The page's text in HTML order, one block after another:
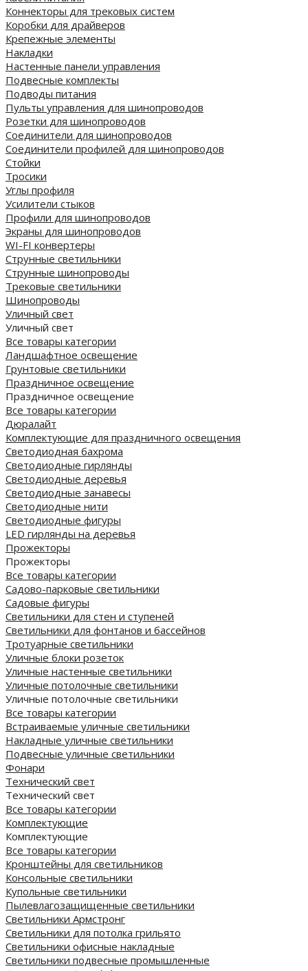
Коннекторы для трековых систем
Коробки для драйверов
Крепежные элементы
Накладки
Настенные панели управления
Подвесные комплекты
Подводы питания
Пульты управления для шинопроводов
Розетки для шинопроводов
Соединители для шинопроводов
Соединители профилей для шинопроводов
Стойки
Тросики
Углы профиля
Усилители стыков
Профили для шинопроводов
Экраны для шинопроводов
WI-FI конвертеры
Струнные светильники
Струнные шинопроводы
Трековые светильники
Шинопроводы
Уличный свет
Уличный свет
Все товары категории
Ландшафтное освещение
Грунтовые светильники
Праздничное освещение
Праздничное освещение
Все товары категории
Дюралайт
Комплектующие для праздничного освещения
Светодиодная бахрома
Светодиодные гирлянды
Светодиодные деревья
Светодиодные занавесы
Светодиодные нити
Светодиодные фигуры
LED гирлянды на деревья
Прожекторы
Прожекторы
Все товары категории
Садово-парковые светильники
Садовые фигуры
Светильники для стен и ступеней
Светильники для фонтанов и бассейнов
Тротуарные светильники
Уличные блоки розеток
Уличные настенные светильники
Уличные потолочные светильники
Уличные потолочные светильники
Все товары категории
Встраиваемые уличные светильники
Накладные уличные светильники
Подвесные уличные светильники
Фонари
Технический свет
Технический свет
Все товары категории
Комплектующие
Комплектующие
Все товары категории
Кронштейны для светильников
Консольные светильники
Купольные светильники
Пылевлагозащищенные светильники
Светильники Армстронг
Светильники для потолка грильято
Светильники офисные накладные
Светильники подвесные промышленные